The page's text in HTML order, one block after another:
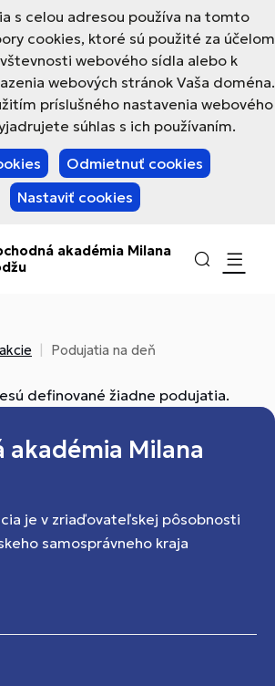
s celou adresou používa na tomto
cookies, ktoré sú použité za účelom
webového sídla alebo k
webových stránok Vaša doména.
príslušného nastavenia webového
súhlas s ich používaním.
Odmietnuť cookies
Nastaviť cookies
akadémia Milana
Podujatia na deň
definované žiadne podujatia.
akadémia Milana
je v zriaďovateľskej pôsobnosti
samosprávneho kraja